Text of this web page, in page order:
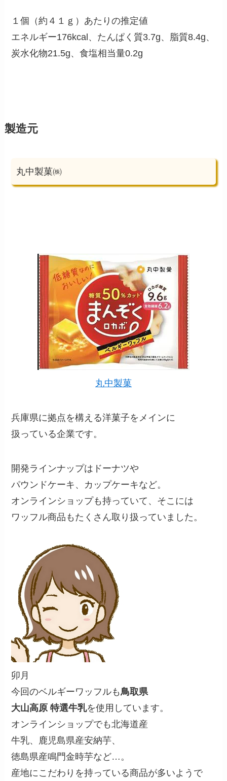
１個（約４１ｇ）あたりの推定値
エネルギー176kcal、たんぱく質3.7g、脂質8.4g、
炭水化物21.5g、食塩相当量0.2g
製造元
丸中製菓㈱
丸中製菓
兵庫県に拠点を構える洋菓子をメインに
扱っている企業です。
開発ラインナップはドーナツや
パウンドケーキ、カップケーキなど。
オンラインショップも持っていて、そこには
ワッフル商品もたくさん取り扱っていました。
卯月
今回のベルギーワッフルも鳥取県
大山高原 特選牛乳を使用しています。
オンラインショップでも北海道産
牛乳、鹿児島県産安納芋、
徳島県産鳴門金時芋など…。
産地にこだわりを持っている商品が多いようで